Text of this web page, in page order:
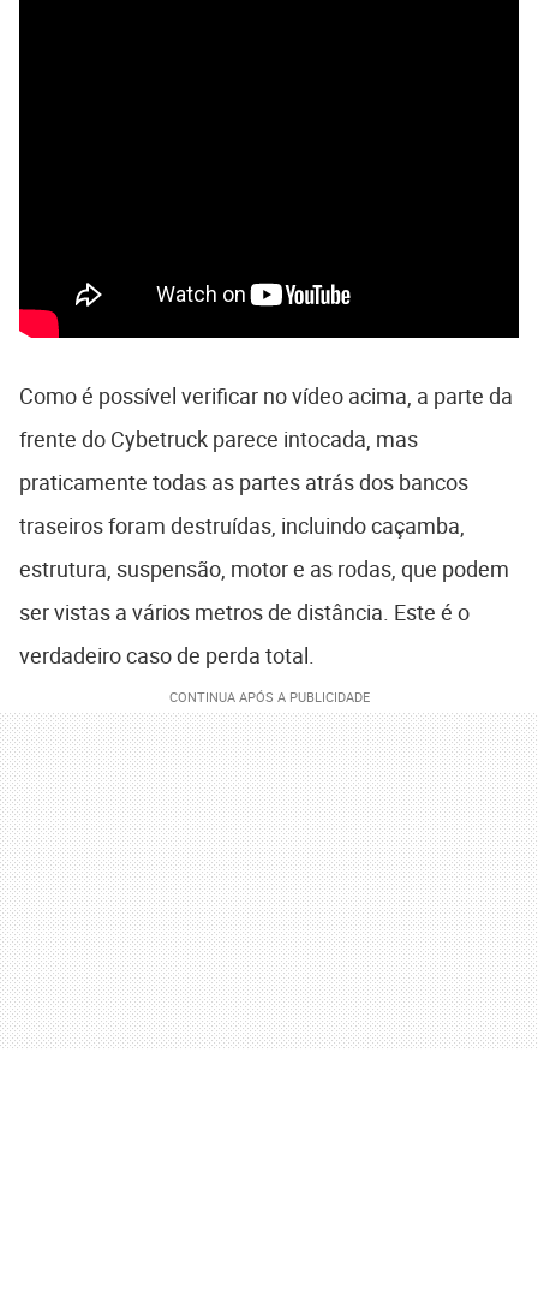
Como é possível verificar no vídeo acima, a parte da
frente do Cybetruck parece intocada, mas
praticamente todas as partes atrás dos bancos
traseiros foram destruídas, incluindo caçamba,
estrutura, suspensão, motor e as rodas, que podem
ser vistas a vários metros de distância. Este é o
verdadeiro caso de perda total.